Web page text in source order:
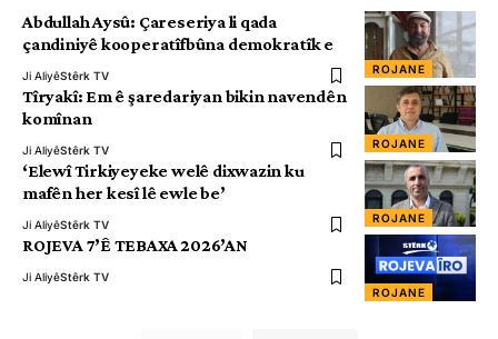
ROJANE
Abdullah Aysû: Çareseriya li qada
çandiniyê kooperatîfbûna demokratîk e
Ji AliyêStêrk TV
ROJANE
Tîryakî: Em ê şaredariyan bikin navendên
komînan
Ji AliyêStêrk TV
ROJANE
‘Elewî Tirkiyeyeke welê dixwazin ku
mafên her kesî lê ewle be’
Ji AliyêStêrk TV
ROJANE
ROJEVA 7’Ê TEBAXA 2026’AN
Ji AliyêStêrk TV